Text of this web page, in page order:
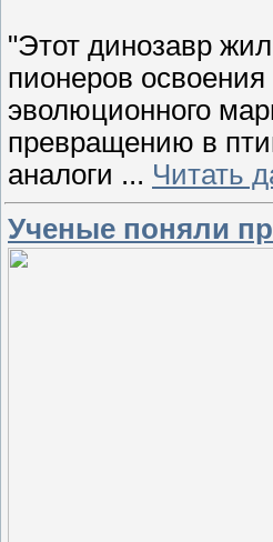
"Этот динозавр
пионеров
эволюционного
превращению в
аналоги ... Читать
Ученые поняли